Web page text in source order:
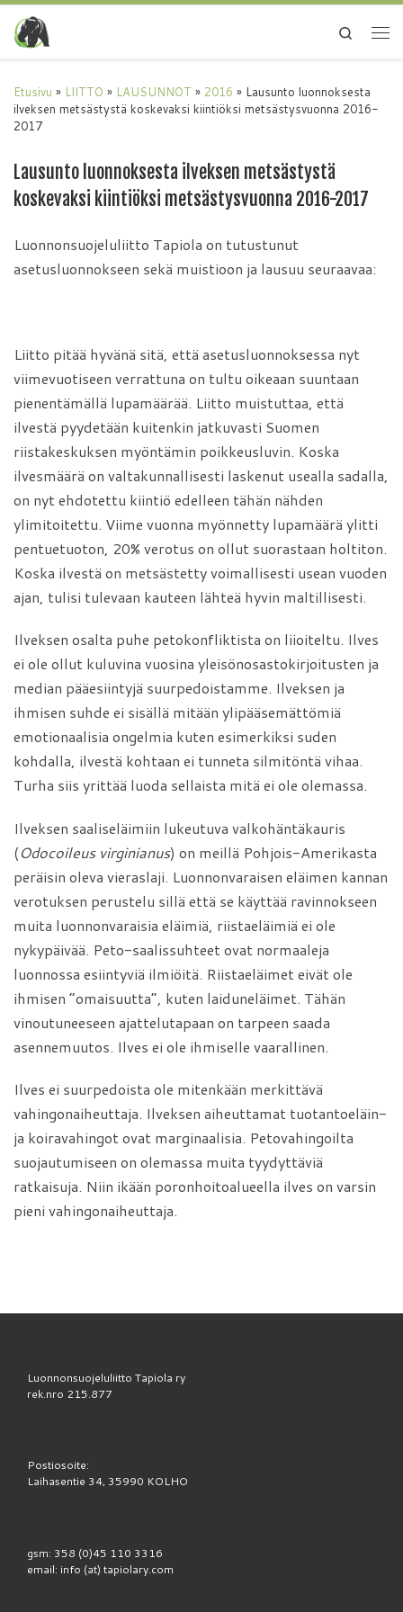
Search
Etusivu » LIITTO » LAUSUNNOT » 2016 » Lausunto luonnoksesta
ilveksen metsästystä koskevaksi kiintiöksi metsästysvuonna 2016-
2017
Lausunto luonnoksesta ilveksen metsästystä
koskevaksi kiintiöksi metsästysvuonna 2016-2017
Luonnonsuojeluliitto Tapiola on tutustunut
asetusluonnokseen sekä muistioon ja lausuu seuraavaa:
Liitto pitää hyvänä sitä, että asetusluonnoksessa nyt
viimevuotiseen verrattuna on tultu oikeaan suuntaan
pienentämällä lupamäärää. Liitto muistuttaa, että
ilvestä pyydetään kuitenkin jatkuvasti Suomen
riistakeskuksen myöntämin poikkeusluvin. Koska
ilvesmäärä on valtakunnallisesti laskenut usealla sadalla,
on nyt ehdotettu kiintiö edelleen tähän nähden
ylimitoitettu. Viime vuonna myönnetty lupamäärä ylitti
pentuetuoton, 20% verotus on ollut suorastaan holtiton.
Koska ilvestä on metsästetty voimallisesti usean vuoden
ajan, tulisi tulevaan kauteen lähteä hyvin maltillisesti.
Ilveksen osalta puhe petokonfliktista on liioiteltu. Ilves
ei ole ollut kuluvina vuosina yleisönosastokirjoitusten ja
median pääesiintyjä suurpedoistamme. Ilveksen ja
ihmisen suhde ei sisällä mitään ylipääsemättömiä
emotionaalisia ongelmia kuten esimerkiksi suden
kohdalla, ilvestä kohtaan ei tunneta silmitöntä vihaa.
Turha siis yrittää luoda sellaista mitä ei ole olemassa.
Ilveksen saaliseläimiin lukeutuva valkohäntäkauris
(Odocoileus virginianus) on meillä Pohjois-Amerikasta
peräisin oleva vieraslaji. Luonnonvaraisen eläimen kannan
verotuksen perustelu sillä että se käyttää ravinnokseen
muita luonnonvaraisia eläimiä, riistaeläimiä ei ole
nykypäivää. Peto-saalissuhteet ovat normaaleja
luonnossa esiintyviä ilmiöitä. Riistaeläimet eivät ole
ihmisen ”omaisuutta”, kuten laiduneläimet. Tähän
vinoutuneeseen ajattelutapaan on tarpeen saada
asennemuutos. Ilves ei ole ihmiselle vaarallinen.
Ilves ei suurpedoista ole mitenkään merkittävä
vahingonaiheuttaja. Ilveksen aiheuttamat tuotantoeläin-
ja koiravahingot ovat marginaalisia. Petovahingoilta
suojautumiseen on olemassa muita tyydyttäviä
ratkaisuja. Niin ikään poronhoitoalueella ilves on varsin
pieni vahingonaiheuttaja.
Luonnonsuojeluliitto Tapiola ry
rek.nro 215.877
Postiosoite:
Laihasentie 34, 35990 KOLHO
gsm: 358 (0)45 110 3316
email: info (at) tapiolary.com